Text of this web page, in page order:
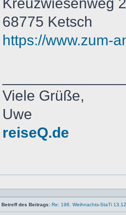
68775 Ketsch
https://www.zum-
Viele Grüße,
Uwe
reiseQ.de
Profil
Betreff des Beitrags: Re: 196. Weihnachts-StaTi